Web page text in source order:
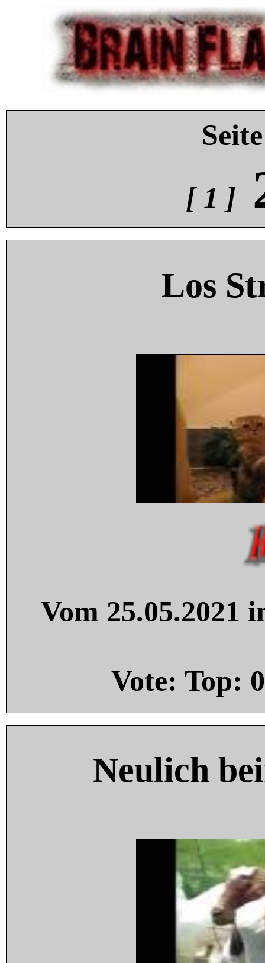
[ 1 ]
Los
Vom 25.05.2021
Vote: Top: 0
Neulich